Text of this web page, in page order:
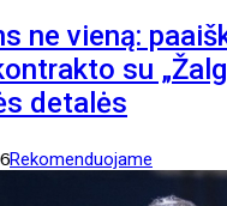
ne vieną:
su
detalės
Rekomenduojame